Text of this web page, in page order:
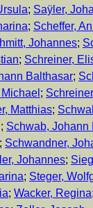
; Saÿler,
; Scheffer,
Johannes;
; Schreiner,
Balthasar;
;
Matthias;
; Schwab, Johann
; Schwandner,
Johannes;
; Steger,
; Wacker, Regina;